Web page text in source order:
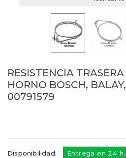
RESISTENCIA
HORNO BOSCH,
00791579
Disponibilidad: Entrega en 24 h.